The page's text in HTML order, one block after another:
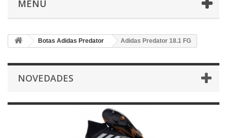
MENÚ
Botas Adidas Predator Adidas Predator 18.1 FG
NOVEDADES